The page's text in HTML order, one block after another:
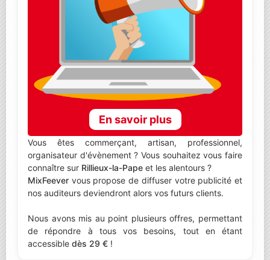
En savoir plus
Vous êtes commerçant, artisan, professionnel,
organisateur d'évènement ? Vous souhaitez vous faire
connaître sur Rillieux-la-Pape et les alentours ?
MixFeever vous propose de diffuser votre publicité et
nos auditeurs deviendront alors vos futurs clients.
Nous avons mis au point plusieurs offres, permettant
de répondre à tous vos besoins, tout en étant
accessible dès 29 € !